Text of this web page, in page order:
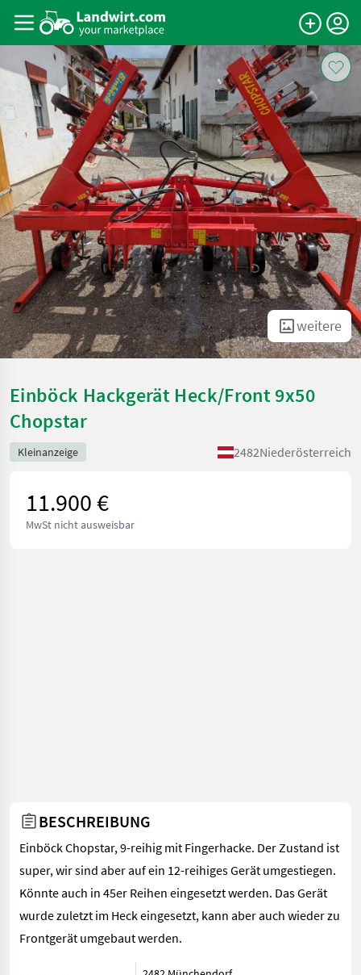
weitere
Einböck Hackgerät Heck/Front 9x50
Chopstar
Kleinanzeige 2482Niederösterreich
11.900 €
MwSt nicht ausweisbar
BESCHREIBUNG
Einböck Chopstar, 9-reihig mit Fingerhacke. Der Zustand ist
super, wir sind aber auf ein 12-reihiges Gerät umgestiegen.
Könnte auch in 45er Reihen eingesetzt werden. Das Gerät
wurde zuletzt im Heck eingesetzt, kann aber auch wieder zu
Frontgerät umgebaut werden.